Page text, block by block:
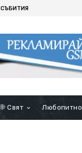
СЪБИТИЯ
Свят Любопитно